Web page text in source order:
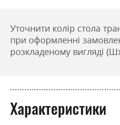
Уточнити колір стола
при оформленні
розкладеному вигляді
Характеристики